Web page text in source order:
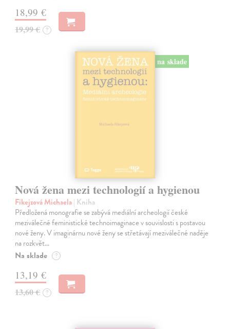
18,99 €
19,99 € ?
na sklade
Nová žena mezi technologií a hygienou
Fikejzová Michaela| Kniha
Předložená monografie se zabývá mediální archeologií české
meziválečné feministické technoimaginace v souvislosti s postavou
nové ženy. V imaginárnu nové ženy se střetávají meziválečné naděje
na rozkvět…
Na sklade ?
13,19 €
13,60 € ?